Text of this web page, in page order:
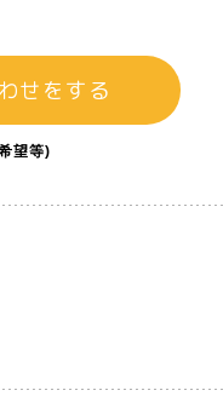
せをする
望等)